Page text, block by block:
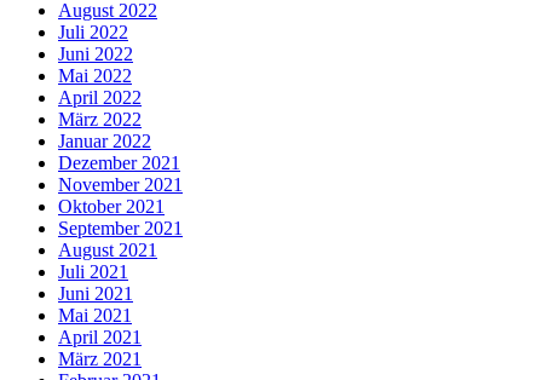
August 2022
Juli 2022
Juni 2022
Mai 2022
April 2022
März 2022
Januar 2022
Dezember 2021
November 2021
Oktober 2021
September 2021
August 2021
Juli 2021
Juni 2021
Mai 2021
April 2021
März 2021